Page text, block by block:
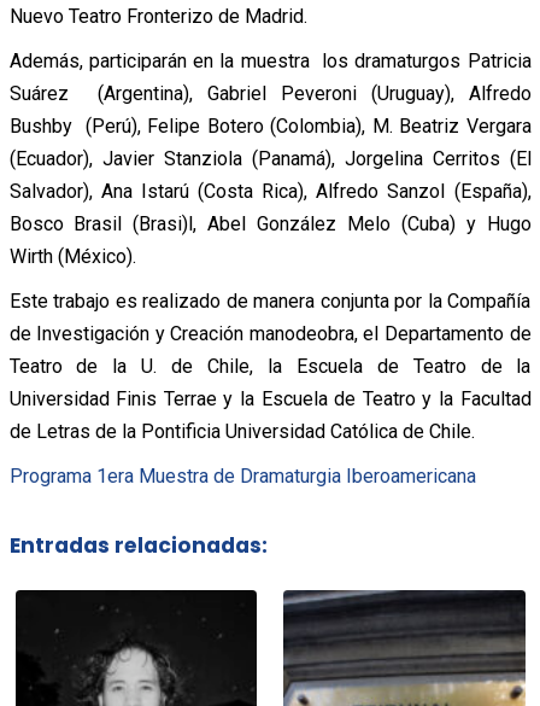
Nuevo Teatro Fronterizo de Madrid.
Además, participarán en la muestra los dramaturgos Patricia
Suárez (Argentina), Gabriel Peveroni (Uruguay), Alfredo
Bushby (Perú), Felipe Botero (Colombia), M. Beatriz Vergara
(Ecuador), Javier Stanziola (Panamá), Jorgelina Cerritos (El
Salvador), Ana Istarú (Costa Rica), Alfredo Sanzol (España),
Bosco Brasil (Brasi)l, Abel González Melo (Cuba) y Hugo
Wirth (México).
Este trabajo es realizado de manera conjunta por la Compañía
de Investigación y Creación manodeobra, el Departamento de
Teatro de la U. de Chile, la Escuela de Teatro de la
Universidad Finis Terrae y la Escuela de Teatro y la Facultad
de Letras de la Pontificia Universidad Católica de Chile.
Programa 1era Muestra de Dramaturgia Iberoamericana
Entradas relacionadas: